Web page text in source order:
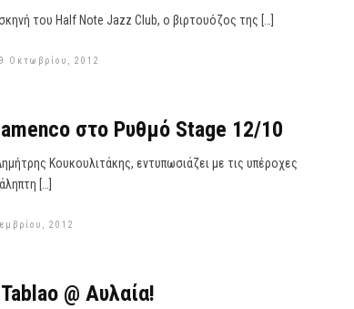
του Half Note Jazz Club, ο βιρτουόζος της […]
Οκτωβρίου, 2012
Κουκουλιτάκης, εντυπωσιάζει με τις υπέροχες
[…]
2012
@ Αυλαία!